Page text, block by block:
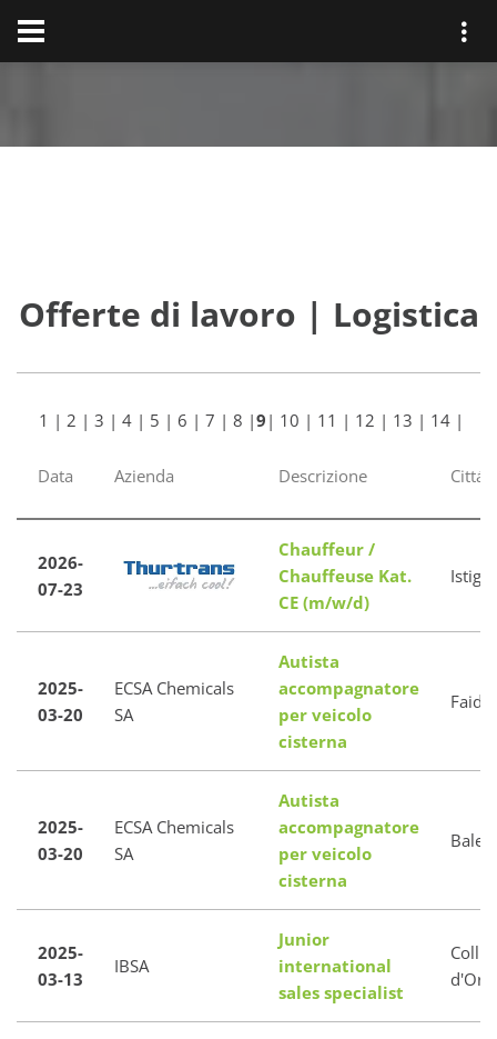
Offerte di lavoro | Logistica
1 | 2 | 3 | 4 | 5 | 6 | 7 | 8 |9 | 10 | 11 | 12 | 13 | 14 |
Data Azienda Descrizione Cittá
2026-
07-23
Chauffeur /
Chauffeuse Kat.
CE (m/w/d)
2025-
03-20
ECSA Chemicals
SA
Autista
accompagnatore
per veicolo
cisterna
Faido
2025-
03-20
ECSA Chemicals
SA
Autista
accompagnatore
per veicolo
cisterna
2025-
03-13
IBSA
Junior
international
sales specialist
d'Oro